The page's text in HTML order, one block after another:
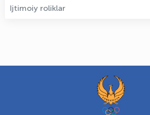
Ijtimoiy roliklar